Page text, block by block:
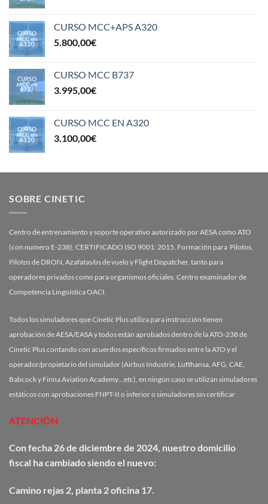
CURSO MCC+APS A320
5.800,00€
CURSO MCC B737
3.995,00€
CURSO MCC EN A320
3.100,00€
SOBRE CINETIC
Centro de entrenamiento y soporte operativo autorizado por AESA como ATO
(con numero E-238), CERTIFICADO ISO 9001: 2015. Formación para Pilotos,
Pilotos de DRON, Azafatas/os de vuelo y Flight Dispatcher, tanto para
operadores privados como para organismos oficiales. Centro examinador de
Competencia Lingüística OACI.
Todos los simuladores que Cinetic Plus utiliza para instrucción tienen
aprobación de AESA/EASA y todos están aprobados dentro de la ATO-238 de
Cinetic Plus contando con acuerdos específicos firmados entre la ATO y el
operador/propietario del simulador (Airbus Industrie, Lufthansa, AFG, CAE,
Babcock y Finna Aviation Academy…etc), en ningún caso se utilizan simuladores
estáticos con aprobaciones FNPT-II o inferior o simuladores sin certificar
ATENCIÓN
Con fecha 26 de diciembre de 2024, nuestro domicilio
fiscal ha cambiado siendo el nuevo:
Camino rejas 2, planta 2 oficina 17.